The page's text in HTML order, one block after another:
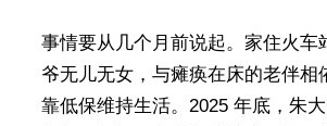
事情要从几个月前说起。家住火车
爷无儿无女，与瘫痪在床的老伴相
靠低保维持生活。2025 年底，朱